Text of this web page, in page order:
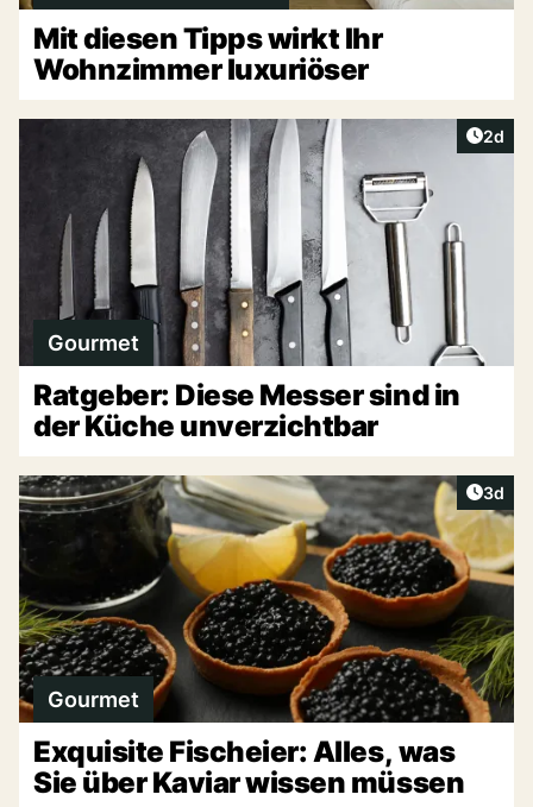
Mit diesen Tipps wirkt Ihr
Wohnzimmer luxuriöser
2d
Gourmet
Ratgeber: Diese Messer sind in
der Küche unverzichtbar
3d
Gourmet
Exquisite Fischeier: Alles, was
Sie über Kaviar wissen müssen